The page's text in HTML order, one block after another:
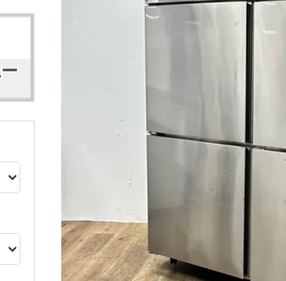
業務用オーブン
チップ・フレークアイス